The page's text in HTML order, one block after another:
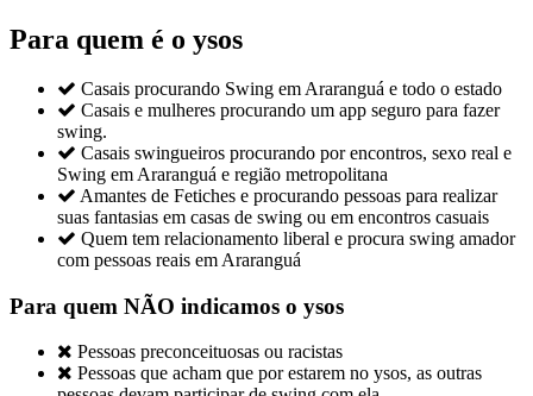
Para quem é o ysos
 Casais procurando Swing em Araranguá e todo o estado
 Casais e mulheres procurando um app seguro para fazer
swing.
 Casais swingueiros procurando por encontros, sexo real e
Swing em Araranguá e região metropolitana
 Amantes de Fetiches e procurando pessoas para realizar
suas fantasias em casas de swing ou em encontros casuais
 Quem tem relacionamento liberal e procura swing amador
com pessoas reais em Araranguá
Para quem NÃO indicamos o ysos
 Pessoas preconceituosas ou racistas
 Pessoas que acham que por estarem no ysos, as outras